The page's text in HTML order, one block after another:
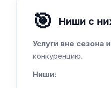
🎯 Ниши с
Услуги вне сезона
конкуренцию.
Ниши: